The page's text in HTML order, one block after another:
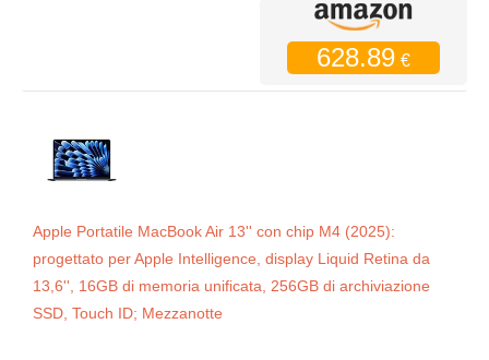
628.89 €
Apple Portatile MacBook Air 13'' con chip M4 (2025):
progettato per Apple Intelligence, display Liquid Retina da
13,6'', 16GB di memoria unificata, 256GB di archiviazione
SSD, Touch ID; Mezzanotte